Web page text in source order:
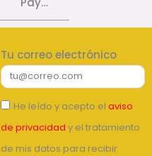
Tu correo electrónico
He leído y acepto el aviso
de privacidad y el tratamiento
de mis datos para recibir